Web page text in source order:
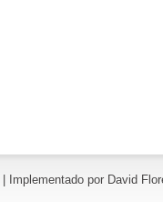
| Implementado por David